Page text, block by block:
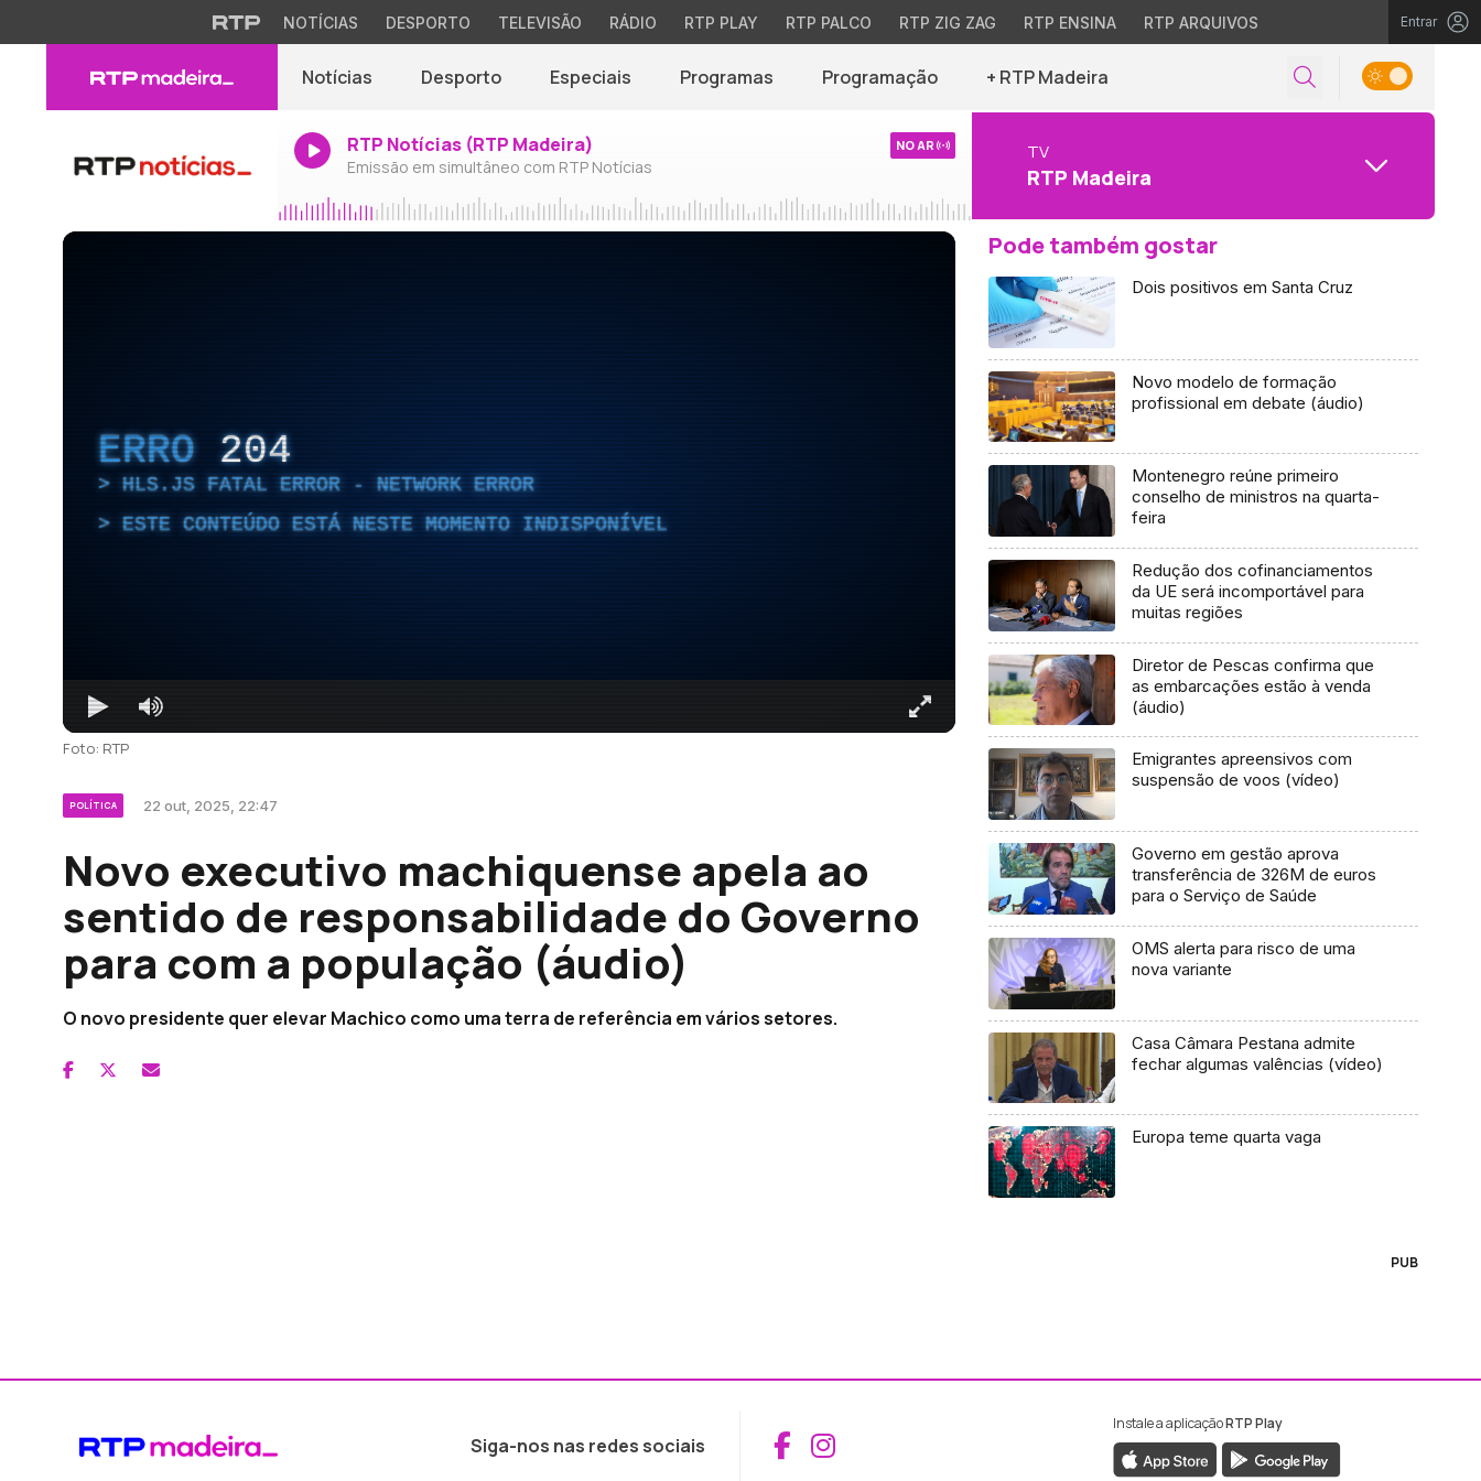
NOTÍCIAS DESPORTO TELEVISÃO RÁDIO RTP PLAY RTP PALCO RTP ZIG ZAG RTP ENSINA RTP ARQUIVOS Entrar
Notícias Desporto Especiais Programas Programação + RTP Madeira
RTP Notícias (RTP Madeira)
Emissão em simultâneo com RTP Notícias
NO AR TV
RTP Madeira
ERRO 204
HLS.JS FATAL ERROR - NETWORK ERROR
ESTE CONTEÚDO ESTÁ NESTE MOMENTO INDISPONÍVEL
Foto: RTP
POLÍTICA 22 out, 2025, 22:47
Novo executivo machiquense apela ao
sentido de responsabilidade do Governo
para com a população (áudio)
O novo presidente quer elevar Machico como uma terra de referência em vários setores.
Pode também gostar
Dois positivos em Santa Cruz
Novo modelo de formação
profissional em debate (áudio)
Montenegro reúne primeiro
conselho de ministros na quarta-
feira
Redução dos cofinanciamentos
da UE será incomportável para
muitas regiões
Diretor de Pescas confirma que
as embarcações estão à venda
(áudio)
Emigrantes apreensivos com
suspensão de voos (vídeo)
Governo em gestão aprova
transferência de 326M de euros
para o Serviço de Saúde
OMS alerta para risco de uma
nova variante
Casa Câmara Pestana admite
fechar algumas valências (vídeo)
Europa teme quarta vaga
PUB
Siga-nos nas redes sociais Aceder ao Facebook da RTP Madeira
Aceder ao Instagram da RTP Madeira
Instale a aplicaçãoRTP Play